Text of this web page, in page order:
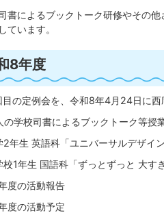
書によるブックトーク研修やその
ています。
8年度
目の定例会を、令和8年4月24日に西
の学校司書によるブックトーク等授
2年生 英語科「ユニバーサルデザイン
校1年生 国語科「ずっとずっと 大す
度の活動報告
度の活動予定